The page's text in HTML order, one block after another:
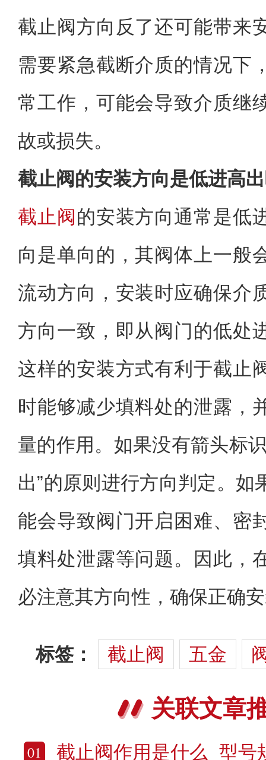
截止阀方向反了还可能带来
需要紧急截断介质的情况下
常工作，可能会导致介质继
故或损失。
截止阀的安装方向是低进高
截止阀的安装方向通常是低
向是单向的，其阀体上一般
流动方向，安装时应确保介
方向一致，即从阀门的低处
这样的安装方式有利于截止
时能够减少填料处的泄露，
量的作用。如果没有箭头标
出”的原则进行方向判定。如
能会导致阀门开启困难、密
填料处泄露等问题。因此，
必注意其方向性，确保正确
标签： 截止阀 五金
关联文章
01 截止阀作用是什么_型号规格_与